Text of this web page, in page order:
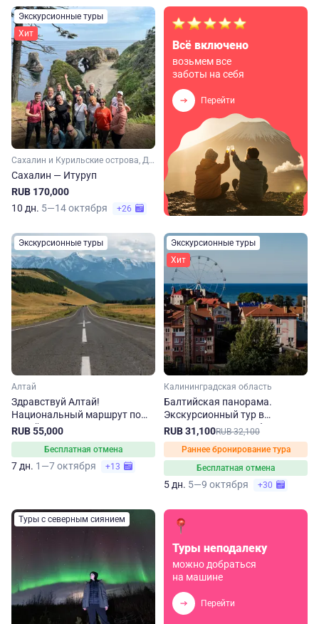
Экскурсионные туры
Хит
Сахалин и Курильские острова, Дальний Восток
Сахалин — Итуруп
RUB 170,000
10 дн. 5—14 октября +26
Всё включено
возьмем все
заботы на себя
Перейти
Экскурсионные туры
Алтай
Здравствуй Алтай!
Национальный маршрут по
Алтайскому краю
RUB 55,000
Бесплатная отмена
7 дн. 1—7 октября +13
Экскурсионные туры
Хит
Калининградская область
Балтийская панорама.
Экскурсионный тур в
Калининградскую область
RUB 31,100RUB 32,100
Раннее бронирование тура
Бесплатная отмена
5 дн. 5—9 октября +30
Туры с северным сиянием
Туры неподалеку
можно добраться
на машине
Перейти